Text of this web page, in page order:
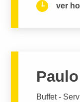
ver
Buffet -